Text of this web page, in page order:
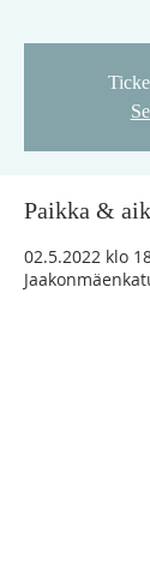
Paikka &
02.5.2022 klo